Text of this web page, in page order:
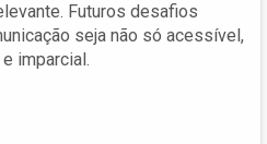
Futuros desafios
seja não só acessível,
imparcial.